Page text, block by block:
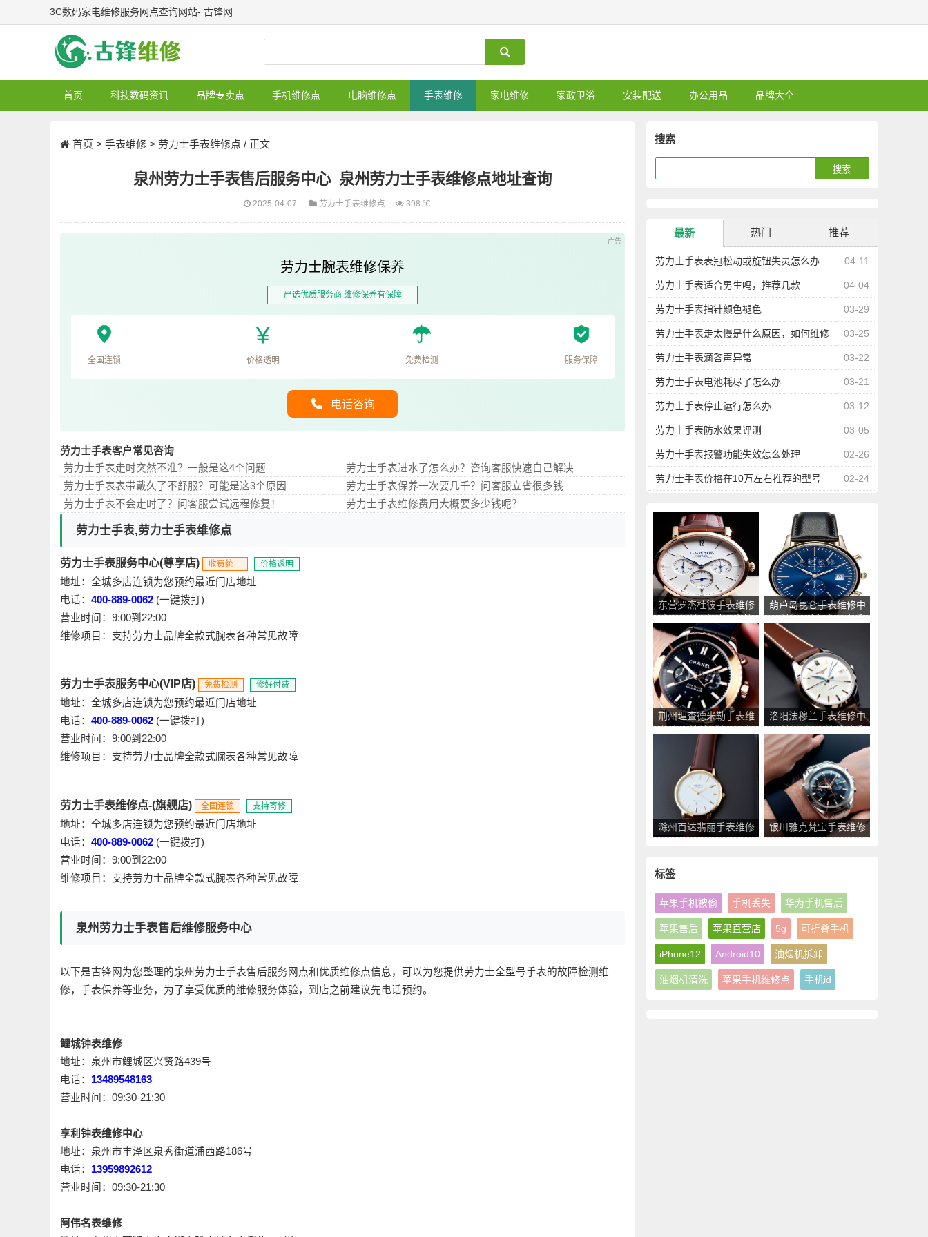
3C数码家电维修服务网点查询网站- 古锋网
首页 科技数码资讯 品牌专卖点 手机维修点 电脑维修点 手表维修 家电维修 家政卫浴 安装配送 办公用品 品牌大全
首页 > 手表维修 > 劳力士手表维修点 / 正文
泉州劳力士手表售后服务中心_泉州劳力士手表维修点地址查询
2025-04-07 劳力士手表维修点 398 ℃
劳力士腕表维修保养
严选优质服务商 维修保养有保障
全国连锁 价格透明 免费检测 服务保障
电话咨询
劳力士手表客户常见咨询
劳力士手表走时突然不准？一般是这4个问题
劳力士手表进水了怎么办？咨询客服快速自己解决
劳力士手表表带戴久了不舒服？可能是这3个原因
劳力士手表保养一次要几千？问客服立省很多钱
劳力士手表不会走时了？问客服尝试远程修复！
劳力士手表维修费用大概要多少钱呢？
劳力士手表,劳力士手表维修点
劳力士手表服务中心(尊享店) 收费统一 价格透明
地址：全城多店连锁为您预约最近门店地址
电话： 400-889-0062 (一键拨打)
营业时间：9:00到22:00
维修项目：支持劳力士品牌全款式腕表各种常见故障
劳力士手表服务中心(VIP店) 免费检测 修好付费
地址：全城多店连锁为您预约最近门店地址
电话： 400-889-0062 (一键拨打)
营业时间：9:00到22:00
维修项目：支持劳力士品牌全款式腕表各种常见故障
劳力士手表维修点-(旗舰店) 全国连锁 支持寄修
地址：全城多店连锁为您预约最近门店地址
电话： 400-889-0062 (一键拨打)
营业时间：9:00到22:00
维修项目：支持劳力士品牌全款式腕表各种常见故障
泉州劳力士手表售后维修服务中心
以下是古锋网为您整理的泉州劳力士手表售后服务网点和优质维修点信息，可以为您提供劳力士全型号手表的故障检测维
修，手表保养等业务，为了享受优质的维修服务体验，到店之前建议先电话预约。
鲤城钟表维修
地址：泉州市鲤城区兴贤路439号
电话： 13489548163
营业时间：09:30-21:30
享利钟表维修中心
地址：泉州市丰泽区泉秀街道浦西路186号
电话： 13959892612
营业时间：09:30-21:30
阿伟名表维修
搜索
最新 热门 推荐
04-11
劳力士手表表冠松动或旋钮失灵怎么办
04-04
劳力士手表适合男生吗，推荐几款
03-29
劳力士手表指针颜色褪色
03-25
劳力士手表走太慢是什么原因，如何维修
03-22
劳力士手表滴答声异常
03-21
劳力士手表电池耗尽了怎么办
03-12
劳力士手表停止运行怎么办
03-05
劳力士手表防水效果评测
02-26
劳力士手表报警功能失效怎么处理
02-24
劳力士手表价格在10万左右推荐的型号
东营罗杰杜彼手表维修
中心地址_东营罗杰杜
彼手表售后服务点查询
葫芦岛昆仑手表维修中
心地址_葫芦岛昆仑手
表售后服务点查询
荆州理查德米勒手表维
修中心地址_荆州理查
德米勒手表售后服务点
查询
洛阳法穆兰手表维修中
心地址_洛阳法穆兰手
表售后服务点查询
滁州百达翡丽手表维修
中心地址_滁州百达翡
银川雅克梵宝手表维修
点_银川雅克梵宝手表
标签
苹果手机被偷 手机丢失 华为手机售后
苹果售后 苹果直营店 5g 可折叠手机
iPhone12 Android10 油烟机拆卸
油烟机清洗 苹果手机维修点 手机id